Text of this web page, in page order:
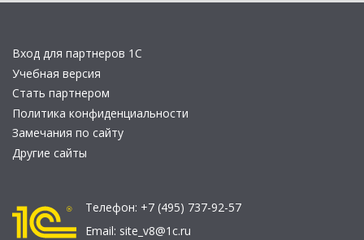
Вход для партнеров 1С
Учебная версия
Стать партнером
Политика конфиденциальности
Замечания по сайту
Другие сайты
Телефон: +7 (495) 737-92-57
Email: site_v8@1c.ru